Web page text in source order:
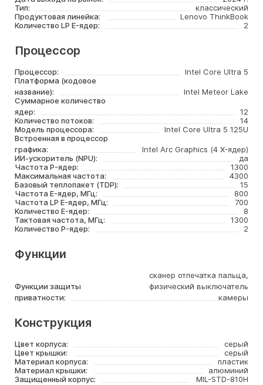
Тип:
классический
Продуктовая линейка:
Lenovo ThinkBook
Количество LP E-ядер:
2
Процессор
Процессор:
Intel Core Ultra 5
Платформа (кодовое
название):
Intel Meteor Lake
Суммарное количество
ядер:
12
Количество потоков:
14
Модель процессора:
Intel Core Ultra 5 125U
Встроенная в процессор
графика:
Intel Arc Graphics (4 X-ядер)
ИИ-ускоритель (NPU):
да
Частота P-ядер:
1300
Максимальная частота:
4300
Базовый теплопакет (TDP):
15
Частота E-ядер, МГц:
800
Частота LP E-ядер, МГц:
700
Количество E-ядер:
8
Тактовая частота, МГц:
1300
Количество P-ядер:
2
Функции
Функции защиты
приватности:
сканер отпечатка пальца,
физический выключатель
камеры
Конструкция
Цвет корпуса:
серый
Цвет крышки:
серый
Материал корпуса:
пластик
Материал крышки:
алюминий
Защищенный корпус:
MIL-STD-810H